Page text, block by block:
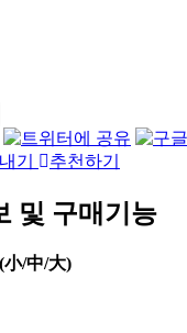
추천하기
및 구매기능
/中/大)